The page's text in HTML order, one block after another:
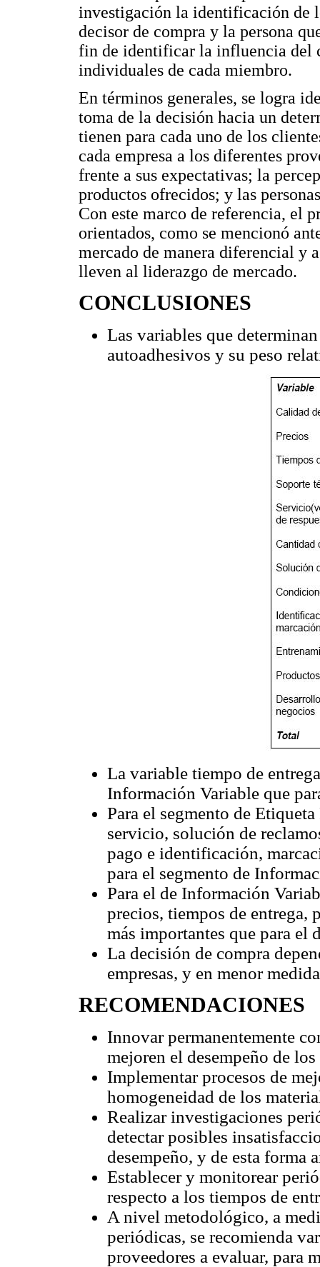
investigación la identificación de
decisor de compra y la persona
fin de identificar la influencia del
individuales de cada miembro.
En términos generales, se logra
toma de la decisión hacia un
tienen para cada uno de los
cada empresa a los diferentes
frente a sus expectativas; la
productos ofrecidos; y las
Con este marco de referencia, el
orientados, como se mencionó
mercado de manera diferencial y
lleven al liderazgo de mercado.
CONCLUSIONES
Las variables que
autoadhesivos y su peso
La variable tiempo de
Información Variable que
Para el segmento de
servicio, solución de
pago e identificación,
para el segmento de
Para el de Información
precios, tiempos de entrega,
más importantes que para el
La decisión de compra
empresas, y en menor
RECOMENDACIONES
Innovar permanentemente
mejoren el desempeño de
Implementar procesos de
homogeneidad de los
Realizar investigaciones
detectar posibles
desempeño, y de esta forma
Establecer y monitorear
respecto a los tiempos de
A nivel metodológico, a
periódicas, se recomienda
proveedores a evaluar, para